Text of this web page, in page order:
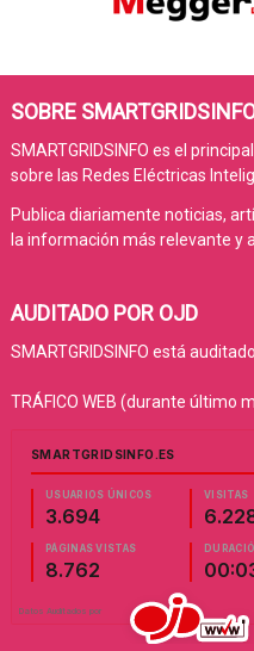
SOBRE
SMARTGRIDSINFO es el
sobre las Redes Eléctricas
Publica diariamente noticias,
la información más relevante y
AUDITADO POR OJD
SMARTGRIDSINFO está
TRÁFICO WEB (durante último